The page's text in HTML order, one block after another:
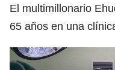
El multimillonario
65 años en una